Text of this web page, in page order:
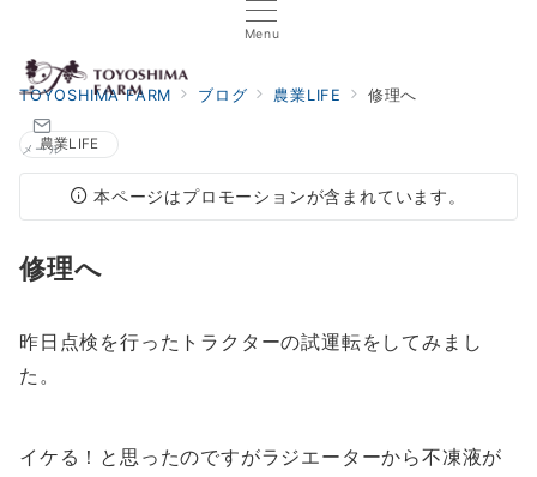
Menu
メール
TOYOSHIMA FARM ブログ 農業LIFE 修理へ
農業LIFE
本ページはプロモーションが含まれています。
修理へ
昨日点検を行ったトラクターの試運転をしてみまし
た。
イケる！と思ったのですがラジエーターから不凍液が